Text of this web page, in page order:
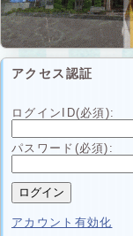
アクセス認証
ログインID(必須):
パスワード(必須):
アカウント有効化